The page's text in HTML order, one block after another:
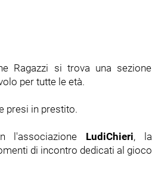
Ragazzi si trova una sezione
per tutte le età.
presi in prestito.
l'associazione LudiChieri, la
di incontro dedicati al gioco